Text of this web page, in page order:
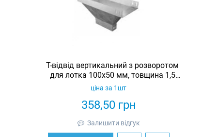
Т-відвід вертикальний з розворотом
для лотка 100х50 мм, товщина 1,5
мм, гарячеоцинкований, Eurotray
358,50грн
ціна за 1шт
Залишити відгук